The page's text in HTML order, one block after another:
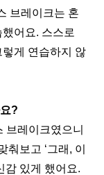
브레이크는 혼
어요. 스스로
게 연습하지 않
?
브레이크였으니
보고 ‘그래, 이
감 있게 했어요.